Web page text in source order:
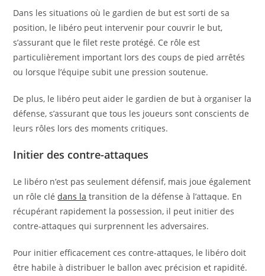
Dans les situations où le gardien de but est sorti de sa
position, le libéro peut intervenir pour couvrir le but,
s’assurant que le filet reste protégé. Ce rôle est
particulièrement important lors des coups de pied arrêtés
ou lorsque l’équipe subit une pression soutenue.
De plus, le libéro peut aider le gardien de but à organiser la
défense, s’assurant que tous les joueurs sont conscients de
leurs rôles lors des moments critiques.
Initier des contre-attaques
Le libéro n’est pas seulement défensif, mais joue également
un rôle clédans la transition de la défense à l’attaque. En
récupérant rapidement la possession, il peut initier des
contre-attaques qui surprennent les adversaires.
Pour initier efficacement ces contre-attaques, le libéro doit
être habile à distribuer le ballon avec précision et rapidité.